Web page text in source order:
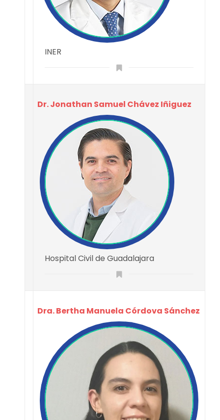
INER
Dr. Jonathan Samuel Chávez Iñiguez
Hospital Civil de Guadalajara
Dra. Bertha Manuela Córdova Sánchez